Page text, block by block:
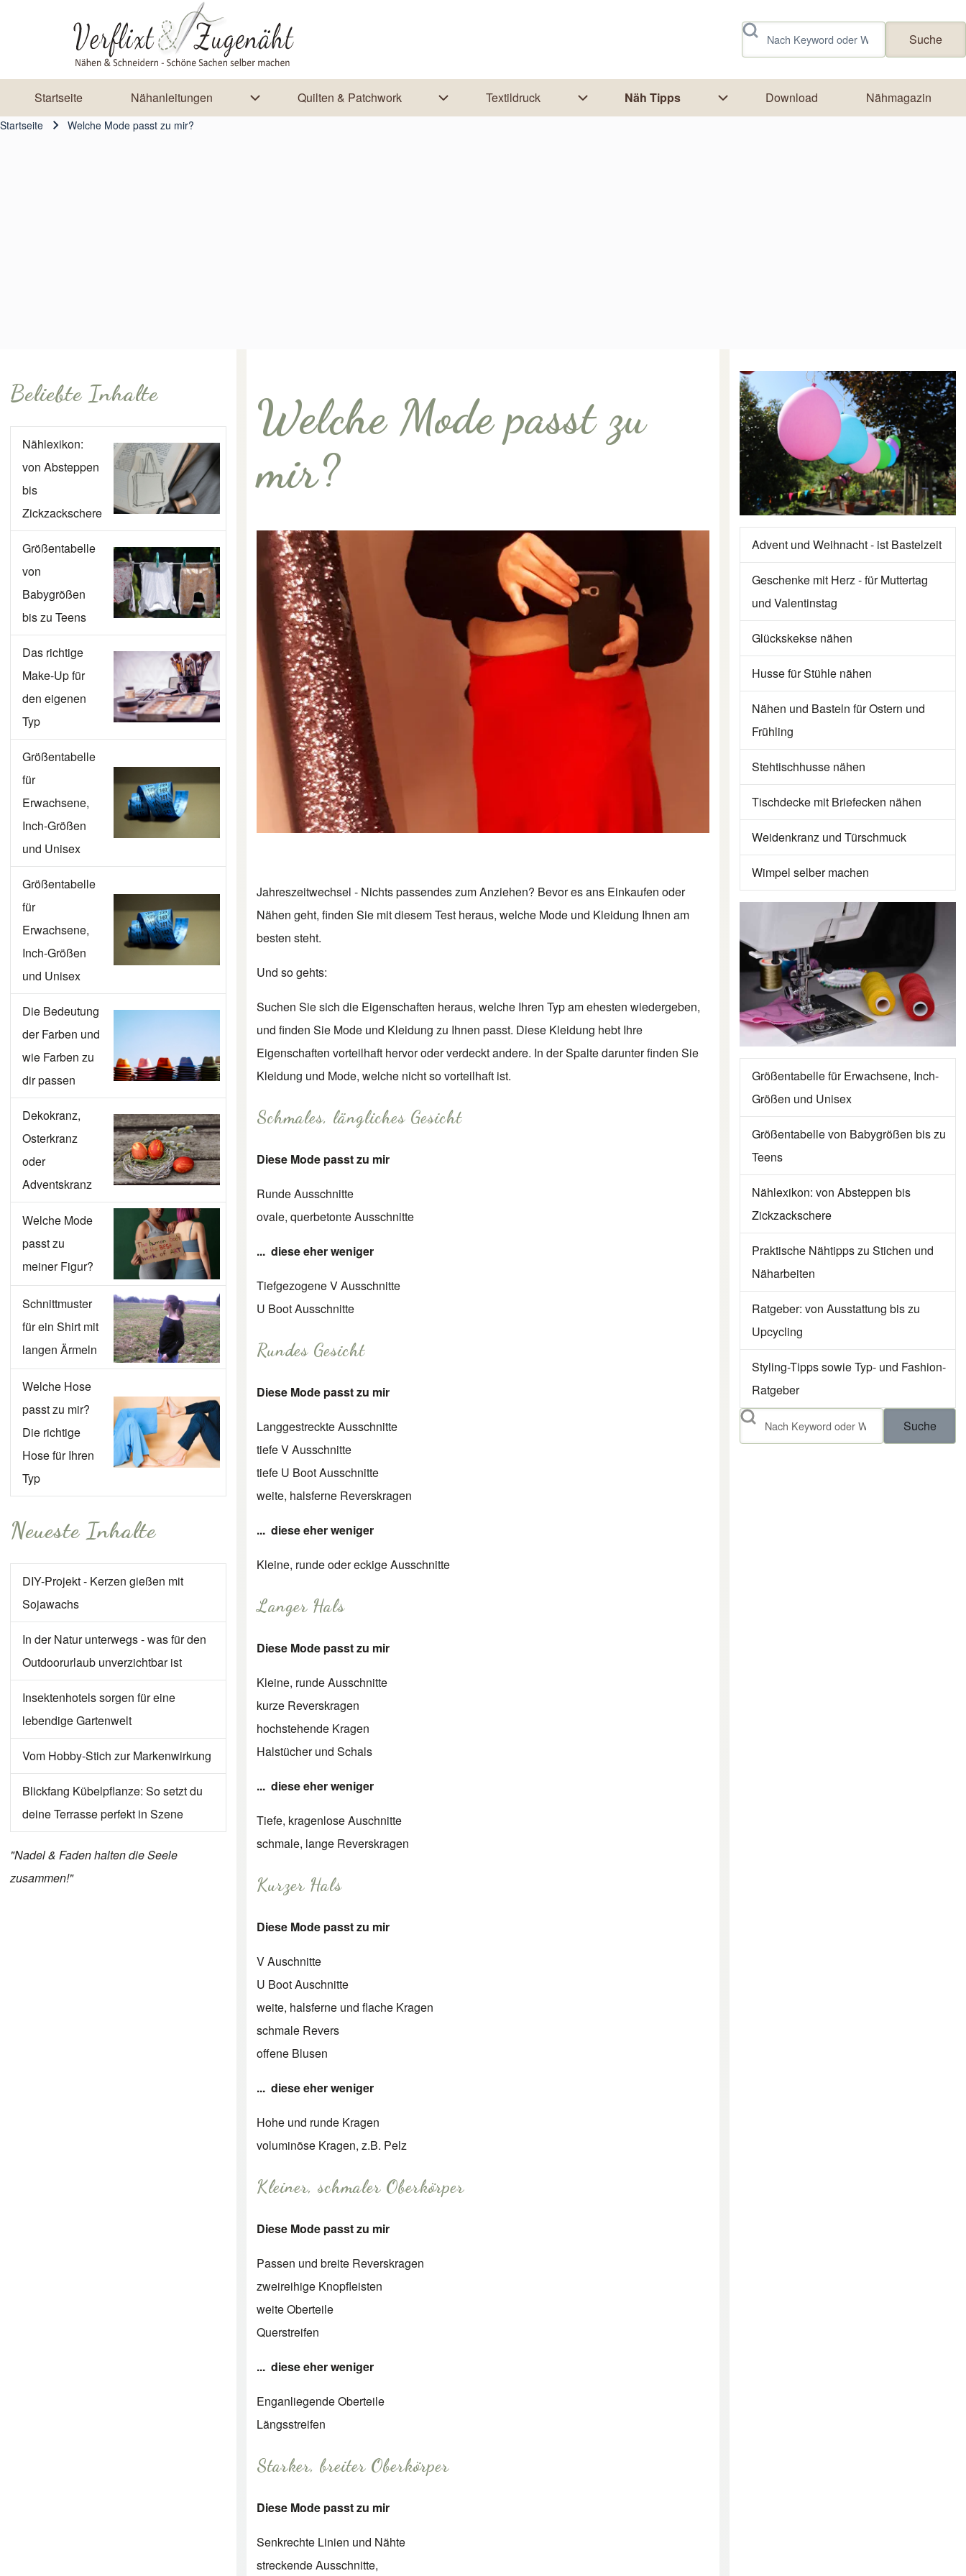
Suche
Main navigation
Startseite Nähanleitungen
Unternavigation von Nähanleitungen
Quilten & Patchwork Textildruck
Unternavigation von Textildruck
Näh Tipps Download Nähmagazin
Startseite Welche Mode passt zu mir?
Beliebte Inhalte
Nählexikon:
von Absteppen
bis
Zickzackschere
Größentabelle
von
Babygrößen
bis zu Teens
Das richtige
Make-Up für
den eigenen
Typ
Größentabelle
für
Erwachsene,
Inch-Größen
und Unisex
Größentabelle
für
Erwachsene,
Inch-Größen
und Unisex
Die Bedeutung
der Farben und
wie Farben zu
dir passen
Dekokranz,
Osterkranz
oder
Adventskranz
Welche Mode
passt zu
meiner Figur?
Schnittmuster
für ein Shirt mit
langen Ärmeln
Welche Hose
passt zu mir?
Die richtige
Hose für Ihren
Typ
Neueste Inhalte
DIY-Projekt - Kerzen gießen mit
Sojawachs
In der Natur unterwegs - was für den
Outdoorurlaub unverzichtbar ist
Insektenhotels sorgen für eine
lebendige Gartenwelt
Vom Hobby-Stich zur Markenwirkung
Blickfang Kübelpflanze: So setzt du
deine Terrasse perfekt in Szene
"Nadel & Faden halten die Seele
zusammen!"
Welche Mode passt zu
mir?
Jahreszeitwechsel - Nichts passendes zum Anziehen? Bevor es ans Einkaufen oder
Nähen geht, finden Sie mit diesem Test heraus, welche Mode und Kleidung Ihnen am
besten steht.
Und so gehts:
Suchen Sie sich die Eigenschaften heraus, welche Ihren Typ am ehesten wiedergeben,
und finden Sie Mode und Kleidung zu Ihnen passt. Diese Kleidung hebt Ihre
Eigenschaften vorteilhaft hervor oder verdeckt andere. In der Spalte darunter finden Sie
Kleidung und Mode, welche nicht so vorteilhaft ist.
Schmales, längliches Gesicht
Diese Mode passt zu mir
Runde Ausschnitte
ovale, querbetonte Ausschnitte
... diese eher weniger
Tiefgezogene V Ausschnitte
U Boot Ausschnitte
Rundes Gesicht
Diese Mode passt zu mir
Langgestreckte Ausschnitte
tiefe V Ausschnitte
tiefe U Boot Ausschnitte
weite, halsferne Reverskragen
... diese eher weniger
Kleine, runde oder eckige Ausschnitte
Langer Hals
Diese Mode passt zu mir
Kleine, runde Ausschnitte
kurze Reverskragen
hochstehende Kragen
Halstücher und Schals
... diese eher weniger
Tiefe, kragenlose Auschnitte
schmale, lange Reverskragen
Kurzer Hals
Diese Mode passt zu mir
V Auschnitte
U Boot Auschnitte
weite, halsferne und flache Kragen
schmale Revers
offene Blusen
... diese eher weniger
Hohe und runde Kragen
voluminöse Kragen, z.B. Pelz
Kleiner, schmaler Oberkörper
Diese Mode passt zu mir
Passen und breite Reverskragen
zweireihige Knopfleisten
weite Oberteile
Querstreifen
... diese eher weniger
Enganliegende Oberteile
Längsstreifen
Starker, breiter Oberkörper
Diese Mode passt zu mir
Senkrechte Linien und Nähte
streckende Ausschnitte,
Advent und Weihnacht - ist Bastelzeit
Geschenke mit Herz - für Muttertag
und Valentinstag
Glückskekse nähen
Husse für Stühle nähen
Nähen und Basteln für Ostern und
Frühling
Stehtischhusse nähen
Tischdecke mit Briefecken nähen
Weidenkranz und Türschmuck
Wimpel selber machen
Größentabelle für Erwachsene, Inch-
Größen und Unisex
Größentabelle von Babygrößen bis zu
Teens
Nählexikon: von Absteppen bis
Zickzackschere
Praktische Nähtipps zu Stichen und
Näharbeiten
Ratgeber: von Ausstattung bis zu
Upcycling
Styling-Tipps sowie Typ- und Fashion-
Ratgeber
Suche